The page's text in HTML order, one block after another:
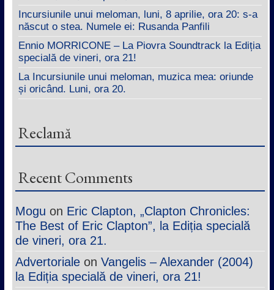
Incursiunile unui meloman, luni, 8 aprilie, ora 20: s-a
născut o stea. Numele ei: Rusanda Panfili
Ennio MORRICONE – La Piovra Soundtrack la Ediția
specială de vineri, ora 21!
La Incursiunile unui meloman, muzica mea: oriunde
și oricând. Luni, ora 20.
Reclamă
Recent Comments
Mogu on Eric Clapton, „Clapton Chronicles:
The Best of Eric Clapton”, la Ediția specială
de vineri, ora 21.
Advertorialeon Vangelis – Alexander (2004)
la Ediția specială de vineri, ora 21!